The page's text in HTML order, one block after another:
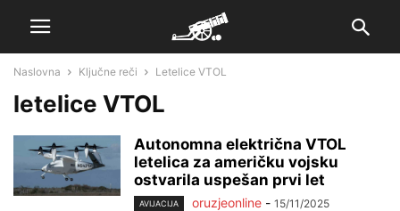
Naslovna Ključne reči Letelice VTOL
letelice VTOL
Autonomna električna VTOL
letelica za američku vojsku
ostvarila uspešan prvi let
AVIJACIJA oruzjeonline - 15/11/2025